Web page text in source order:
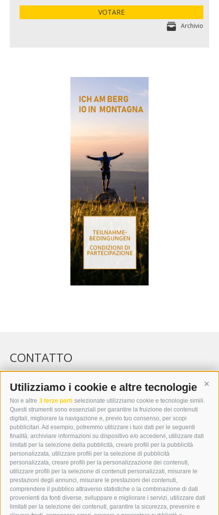
Utilizziamo i cookie e altre tecnologie
Noi e altre 3 terze parti selezionate utilizziamo cookie e tecnologie simili.
Questi strumenti sono essenziali per garantire la fruizione dei contenuti
digitali, migliorare la navigazione e, previo tuo consenso, per scopi
pubblicitari. Ad esempio, potremmo utilizzare i tuoi dati per le seguenti
finalità: archiviare informazioni su dispositivo e/o accedervi, utilizzare dati
limitati per la selezione della pubblicità, creare profili per la pubblicità
personalizzata, utilizzare profili per la selezione di pubblicità
personalizzata, creare profili per la personalizzazione dei contenuti,
utilizzare profili per la selezione di contenuti personalizzati, misurare le
prestazioni degli annunci, misurare le prestazioni dei contenuti,
comprendere il pubblico attraverso statistiche o la combinazione di dati
provenienti da fonti diverse, sviluppare e migliorare i servizi, utilizzare dati
limitati per la selezione dei contenuti, garantire la sicurezza, prevenire e
VOTARE
Archivio
CONTATTO
WIPP-MEDIA GMBH
DER ERKER
I-39049 VIPITENO
TEL.: +39 0472 766876
GRAFIK@DERERKER.IT
INFO@DERERKER.IT
BARBARA.FONTANA@DERERKER.IT
ERKER
PUBBLICITÀ NELL’ERKER
PUBBLICITÀ ONLINE
ADDEBITO DIRETTO SEPA